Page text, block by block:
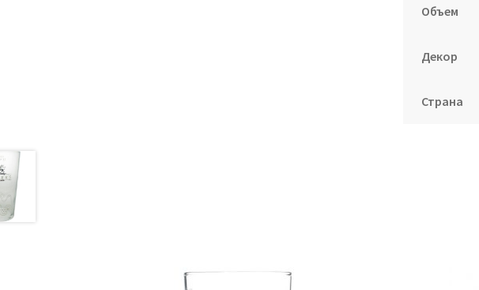
Объем
Декор
Страна